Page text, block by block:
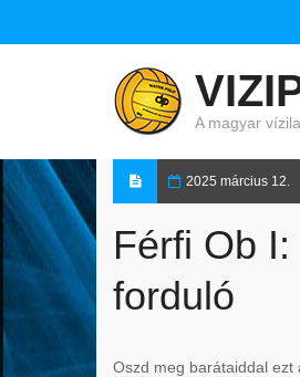
A magyar
2025 március 12.
Férfi Ob
forduló
Oszd meg barátaiddal ezt